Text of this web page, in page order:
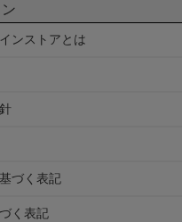
ンストアとは
づく表記
く表記